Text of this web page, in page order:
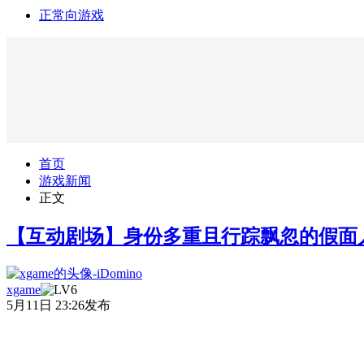
正常向游戏
首页
游戏新闻
正文
【互动剧场】身份多重且行踪飘忽的假面
xgame
5月11日 23:26发布